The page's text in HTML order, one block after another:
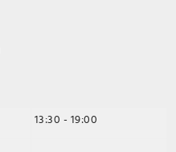
13:30 - 19:00